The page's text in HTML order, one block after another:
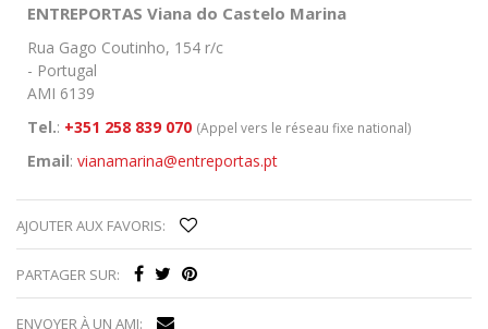
ENTREPORTAS Viana do Castelo Marina
Rua Gago Coutinho, 154 r/c
- Portugal
AMI 6139
Tel.: +351 258 839 070 (Appel vers le réseau fixe national)
Email: vianamarina@entreportas.pt
AJOUTER AUX FAVORIS:
PARTAGER SUR:
ENVOYER À UN AMI: